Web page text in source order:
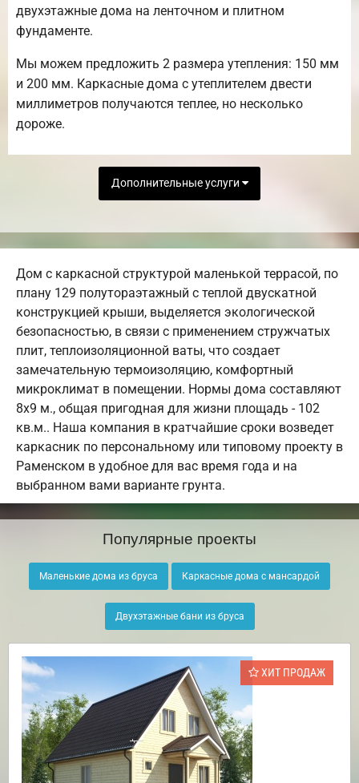
двухэтажные дома на ленточном и плитном
фундаменте.
Мы можем предложить 2 размера утепления: 150 мм
и 200 мм. Каркасные дома с утеплителем двести
миллиметров получаются теплее, но несколько
дороже.
Дополнительные услуги
Дом с каркасной структурой маленькой террасой, по
плану 129 полутораэтажный с теплой двускатной
конструкцией крыши, выделяется экологической
безопасностью, в связи с применением стружчатых
плит, теплоизоляционной ваты, что создает
замечательную термоизоляцию, комфортный
микроклимат в помещении. Нормы дома составляют
8х9 м., общая пригодная для жизни площадь - 102
кв.м.. Наша компания в кратчайшие сроки возведет
каркасник по персональному или типовому проекту в
Раменском в удобное для вас время года и на
выбранном вами варианте грунта.
Популярные проекты
Маленькие дома из бруса Каркасные дома с мансардой
Двухэтажные бани из бруса
ХИТ ПРОДАЖ